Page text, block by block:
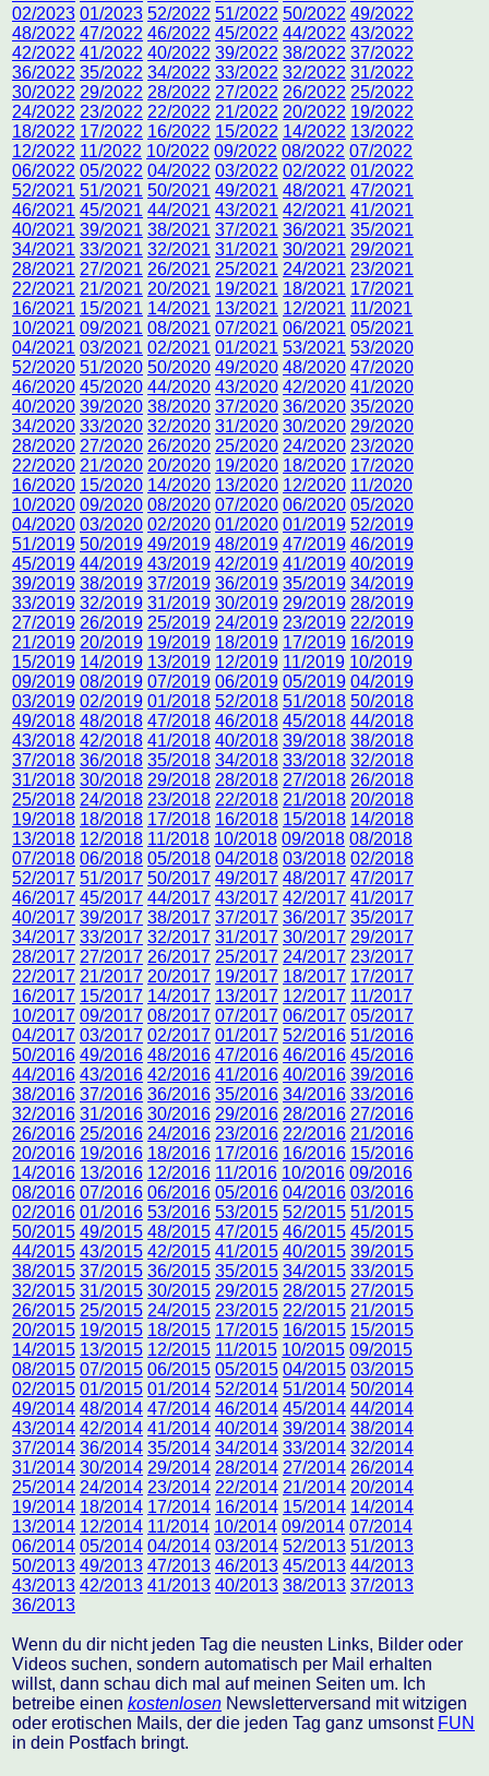
02/2023 01/2023 52/2022 51/2022 50/2022 49/2022
48/2022 47/2022 46/2022 45/2022 44/2022 43/2022
42/2022 41/2022 40/2022 39/2022 38/2022 37/2022
36/2022 35/2022 34/2022 33/2022 32/2022 31/2022
30/2022 29/2022 28/2022 27/2022 26/2022 25/2022
24/2022 23/2022 22/2022 21/2022 20/2022 19/2022
18/2022 17/2022 16/2022 15/2022 14/2022 13/2022
12/2022 11/2022 10/2022 09/2022 08/2022 07/2022
06/2022 05/2022 04/2022 03/2022 02/2022 01/2022
52/2021 51/2021 50/2021 49/2021 48/2021 47/2021
46/2021 45/2021 44/2021 43/2021 42/2021 41/2021
40/2021 39/2021 38/2021 37/2021 36/2021 35/2021
34/2021 33/2021 32/2021 31/2021 30/2021 29/2021
28/2021 27/2021 26/2021 25/2021 24/2021 23/2021
22/2021 21/2021 20/2021 19/2021 18/2021 17/2021
16/2021 15/2021 14/2021 13/2021 12/2021 11/2021
10/2021 09/2021 08/2021 07/2021 06/2021 05/2021
04/2021 03/2021 02/2021 01/2021 53/2021 53/2020
52/2020 51/2020 50/2020 49/2020 48/2020 47/2020
46/2020 45/2020 44/2020 43/2020 42/2020 41/2020
40/2020 39/2020 38/2020 37/2020 36/2020 35/2020
34/2020 33/2020 32/2020 31/2020 30/2020 29/2020
28/2020 27/2020 26/2020 25/2020 24/2020 23/2020
22/2020 21/2020 20/2020 19/2020 18/2020 17/2020
16/2020 15/2020 14/2020 13/2020 12/2020 11/2020
10/2020 09/2020 08/2020 07/2020 06/2020 05/2020
04/2020 03/2020 02/2020 01/2020 01/2019 52/2019
51/2019 50/2019 49/2019 48/2019 47/2019 46/2019
45/2019 44/2019 43/2019 42/2019 41/2019 40/2019
39/2019 38/2019 37/2019 36/2019 35/2019 34/2019
33/2019 32/2019 31/2019 30/2019 29/2019 28/2019
27/2019 26/2019 25/2019 24/2019 23/2019 22/2019
21/2019 20/2019 19/2019 18/2019 17/2019 16/2019
15/2019 14/2019 13/2019 12/2019 11/2019 10/2019
09/2019 08/2019 07/2019 06/2019 05/2019 04/2019
03/2019 02/2019 01/2018 52/2018 51/2018 50/2018
49/2018 48/2018 47/2018 46/2018 45/2018 44/2018
43/2018 42/2018 41/2018 40/2018 39/2018 38/2018
37/2018 36/2018 35/2018 34/2018 33/2018 32/2018
31/2018 30/2018 29/2018 28/2018 27/2018 26/2018
25/2018 24/2018 23/2018 22/2018 21/2018 20/2018
19/2018 18/2018 17/2018 16/2018 15/2018 14/2018
13/2018 12/2018 11/2018 10/2018 09/2018 08/2018
07/2018 06/2018 05/2018 04/2018 03/2018 02/2018
52/2017 51/2017 50/2017 49/2017 48/2017 47/2017
46/2017 45/2017 44/2017 43/2017 42/2017 41/2017
40/2017 39/2017 38/2017 37/2017 36/2017 35/2017
34/2017 33/2017 32/2017 31/2017 30/2017 29/2017
28/2017 27/2017 26/2017 25/2017 24/2017 23/2017
22/2017 21/2017 20/2017 19/2017 18/2017 17/2017
16/2017 15/2017 14/2017 13/2017 12/2017 11/2017
10/2017 09/2017 08/2017 07/2017 06/2017 05/2017
04/2017 03/2017 02/2017 01/2017 52/2016 51/2016
50/2016 49/2016 48/2016 47/2016 46/2016 45/2016
44/2016 43/2016 42/2016 41/2016 40/2016 39/2016
38/2016 37/2016 36/2016 35/2016 34/2016 33/2016
32/2016 31/2016 30/2016 29/2016 28/2016 27/2016
26/2016 25/2016 24/2016 23/2016 22/2016 21/2016
20/2016 19/2016 18/2016 17/2016 16/2016 15/2016
14/2016 13/2016 12/2016 11/2016 10/2016 09/2016
08/2016 07/2016 06/2016 05/2016 04/2016 03/2016
02/2016 01/2016 53/2016 53/2015 52/2015 51/2015
50/2015 49/2015 48/2015 47/2015 46/2015 45/2015
44/2015 43/2015 42/2015 41/2015 40/2015 39/2015
38/2015 37/2015 36/2015 35/2015 34/2015 33/2015
32/2015 31/2015 30/2015 29/2015 28/2015 27/2015
26/2015 25/2015 24/2015 23/2015 22/2015 21/2015
20/2015 19/2015 18/2015 17/2015 16/2015 15/2015
14/2015 13/2015 12/2015 11/2015 10/2015 09/2015
08/2015 07/2015 06/2015 05/2015 04/2015 03/2015
02/2015 01/2015 01/2014 52/2014 51/2014 50/2014
49/2014 48/2014 47/2014 46/2014 45/2014 44/2014
43/2014 42/2014 41/2014 40/2014 39/2014 38/2014
37/2014 36/2014 35/2014 34/2014 33/2014 32/2014
31/2014 30/2014 29/2014 28/2014 27/2014 26/2014
25/2014 24/2014 23/2014 22/2014 21/2014 20/2014
19/2014 18/2014 17/2014 16/2014 15/2014 14/2014
13/2014 12/2014 11/2014 10/2014 09/2014 07/2014
06/2014 05/2014 04/2014 03/2014 52/2013 51/2013
50/2013 49/2013 47/2013 46/2013 45/2013 44/2013
43/2013 42/2013 41/2013 40/2013 38/2013 37/2013
36/2013
Wenn du dir nicht jeden Tag die neusten Links, Bilder oder
Videos suchen, sondern automatisch per Mail erhalten
willst, dann schau dich mal auf meinen Seiten um. Ich
betreibe einen kostenlosen Newsletterversand mit witzigen
oder erotischen Mails, der die jeden Tag ganz umsonst FUN
in dein Postfach bringt.